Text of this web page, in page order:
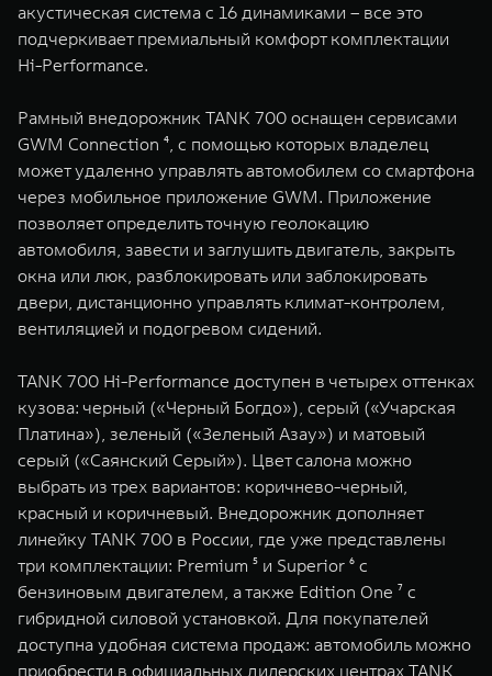
акустическая система с 16 динамиками – все это
подчеркивает премиальный комфорт комплектации
Hi-Performance.
Рамный внедорожник TANK 700 оснащен сервисами
GWM Connection ⁴, с помощью которых владелец
может удаленно управлять автомобилем со смартфона
через мобильное приложение GWM. Приложение
позволяет определить точную геолокацию
автомобиля, завести и заглушить двигатель, закрыть
окна или люк, разблокировать или заблокировать
двери, дистанционно управлять климат-контролем,
вентиляцией и подогревом сидений.
TANK 700 Hi-Performance доступен в четырех оттенках
кузова: черный («Черный Богдо»), серый («Учарская
Платина»), зеленый («Зеленый Азау») и матовый
серый («Саянский Серый»). Цвет салона можно
выбрать из трех вариантов: коричнево-черный,
красный и коричневый. Внедорожник дополняет
линейку TANK 700 в России, где уже представлены
три комплектации: Premium ⁵ и Superior ⁶ с
бензиновым двигателем, а также Edition One ⁷ с
гибридной силовой установкой. Для покупателей
доступна удобная система продаж: автомобиль можно
приобрести в официальных дилерских центрах TANK